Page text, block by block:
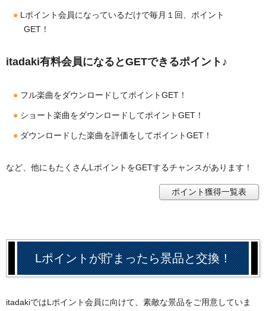
Lポイント会員になっているだけで毎月１回、ポイント
GET！
itadaki有料会員になるとGETできるポイント♪
フル楽曲をダウンロードしてポイントGET！
ショート楽曲をダウンロードしてポイントGET！
ダウンロードした楽曲を評価をしてポイントGET！
など、他にもたくさんLポイントをGETするチャンスがあります！
ポイント獲得一覧表
Lポイントが貯まったら景品と交換！
itadakiではLポイント会員に向けて、素敵な景品をご用意していま